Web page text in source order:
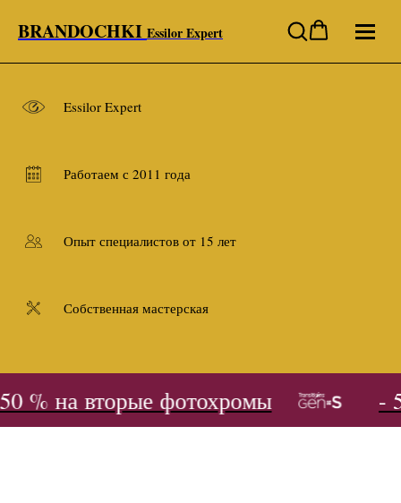
BRANDOCHKI Essilor Expert
Essilor Expert
Работаем с 2011 года
Опыт специалистов от 15 лет
Собственная мастерская
% на вторые фотохромы -